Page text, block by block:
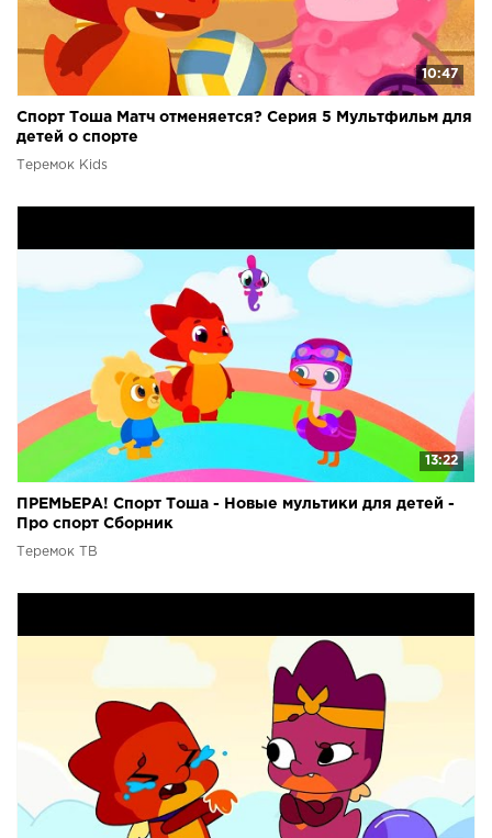
10:47
Спорт Тоша Матч отменяется? Серия 5 Мультфильм для
детей о спорте
Теремок Kids
13:22
ПРЕМЬЕРА! Спорт Тоша - Новые мультики для детей -
Про спорт Сборник
Теремок ТВ